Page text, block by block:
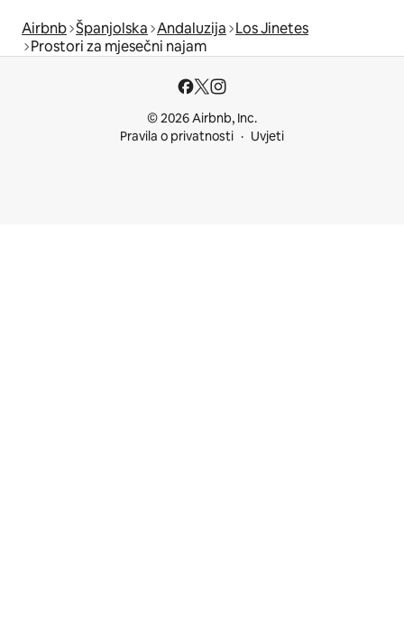
Airbnb Španjolska Andaluzija Los Jinetes
Prostori za mjesečni najam
© 2026 Airbnb, Inc.
Pravila o privatnosti
Uvjeti